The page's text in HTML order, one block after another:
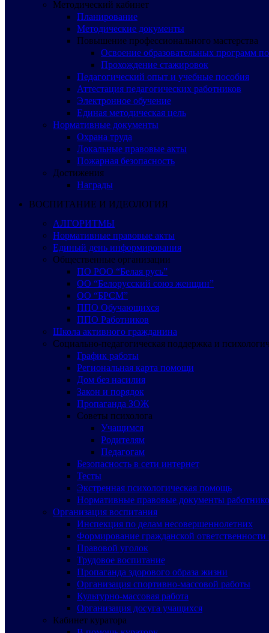
Методический кабинет
Планирование
Методические документы
Повышение профессионального мастерства
Освоение образовательных программ
Прохождение стажировок
Педагогический опыт и учебные пособия
Аттестация педагогических работников
Электронное обучение
Единая методическая цель
Нормативные документы
Охрана труда
Локальные правовые акты
Пожарная безопасность
Достижения
Награды
ВОСПИТАНИЕ И ИДЕОЛОГИЯ
АЛГОРИТМЫ
Нормативные правовые акты
Единый день информирования
Общественные организации
ПО РОО “Белая русь”
ОО “Белорусский союз женщин”
ОО “БРСМ”
ППО Обучающихся
ППО Работников
Школа активного гражданина
Социально-педагогическая поддержка и
График работы
Региональная карта помощи
Дом без насилия
Закон и порядок
Пропаганда ЗОЖ
Советы психолога
Учащимся
Родителям
Педагогам
Безопасность в сети интернет
Тесты
Экстренная психологическая помощь
Нормативные правовые документы
Организация воспитания
Инспекция по делам несовершеннолетних
Формирование гражданской ответственности
Правовой уголок
Трудовое воспитание
Пропаганда здорового образа жизни
Организация спортивно-массовой работы
Культурно-массовая работа
Организация досуга учащихся
Кабинет куратора